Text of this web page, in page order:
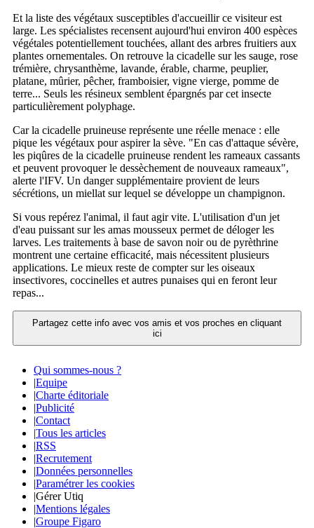
Et la liste des végétaux susceptibles d'accueillir ce visiteur est
large. Les spécialistes recensent aujourd'hui environ 400 espèces
végétales potentiellement touchées, allant des arbres fruitiers aux
plantes ornementales. On retrouve la cicadelle sur les sauge, rose
trémière, chrysanthème, lavande, érable, charme, peuplier,
platane, mûrier, pêcher, framboisier, vigne vierge, pomme de
terre... Seuls les résineux semblent épargnés par cet insecte
particulièrement polyphage.
Car la cicadelle pruineuse représente une réelle menace : elle
pique les végétaux pour aspirer la sève. "En cas d'attaque sévère,
les piqûres de la cicadelle pruineuse rendent les rameaux cassants
et peuvent provoquer le dessèchement de nouveaux rameaux",
alerte l'IFV. Un danger supplémentaire provient de leurs
sécrétions, un miellat sur lequel se développe un champignon.
Si vous repérez l'animal, il faut agir vite. L'utilisation d'un jet
d'eau puissant sur les amas mousseux permet de déloger les
larves. Les traitements à base de savon noir ou de pyrèthrine
montrent une certaine efficacité, mais nécessitent plusieurs
applications. Le mieux reste de compter sur les oiseaux
insectivores, coccinelles et autres punaises qui en feront leur
repas...
Partagez cette info avec vos amis et vos proches en cliquant
ici
Qui sommes-nous ?
|Equipe
|Charte éditoriale
|Publicité
|Contact
|Tous les articles
|RSS
|Recrutement
|Données personnelles
|Paramétrer les cookies
|Gérer Utiq
|Mentions légales
|Groupe Figaro